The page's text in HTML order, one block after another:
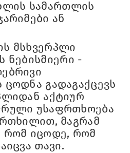
სამართლის
ან
მსხვერპლი
ნებისმიერი -
ცოდნა გადაგაქცევს
აქტიურ
უსაფრთხოება
მაგრამ
რომ იცოდე, რომ
თავი.